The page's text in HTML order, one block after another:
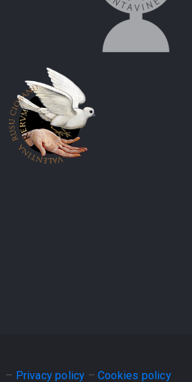
– Privacy policy –Cookies policy